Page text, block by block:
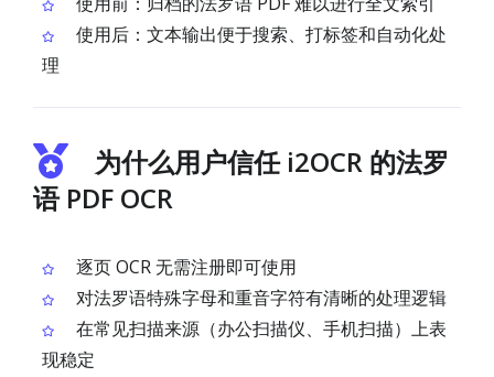
使用后：文本输出便于搜索、打标签和自动化处
理
为什么用户信任 i2OCR 的法罗
语 PDF OCR
逐页 OCR 无需注册即可使用
对法罗语特殊字母和重音字符有清晰的处理逻辑
在常见扫描来源（办公扫描仪、手机扫描）上表
现稳定